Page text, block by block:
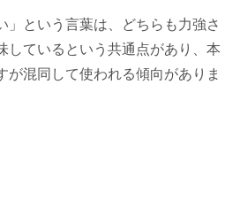
」という言葉は、どちらも力強さ
しているという共通点があり、本
が混同して使われる傾向がありま